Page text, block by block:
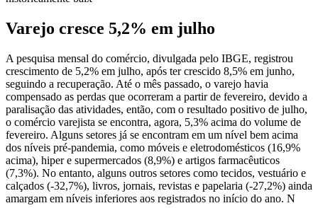
Varejo cresce 5,2% em julho
A pesquisa mensal do comércio, divulgada pelo IBGE, registrou
crescimento de 5,2% em julho, após ter crescido 8,5% em junho,
seguindo a recuperação. Até o mês passado, o varejo havia
compensado as perdas que ocorreram a partir de fevereiro, devido a
paralisação das atividades, então, com o resultado positivo de julho,
o comércio varejista se encontra, agora, 5,3% acima do volume de
fevereiro. Alguns setores já se encontram em um nível bem acima
dos níveis pré-pandemia, como móveis e eletrodomésticos (16,9%
acima), hiper e supermercados (8,9%) e artigos farmacêuticos
(7,3%). No entanto, alguns outros setores como tecidos, vestuário e
calçados (-32,7%), livros, jornais, revistas e papelaria (-27,2%) ainda
amargam em níveis inferiores aos registrados no início do ano. N